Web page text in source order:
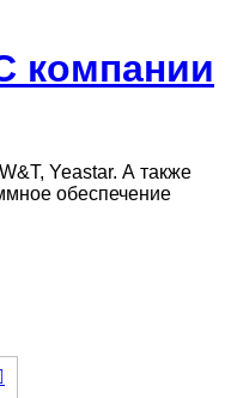
компании
Yeastar. А также
обеспечение